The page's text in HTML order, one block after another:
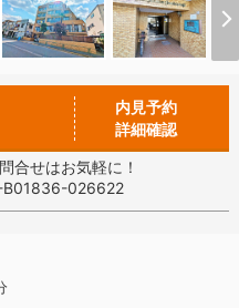
内見予約
詳細確認
合せはお気軽に！
B01836-026622